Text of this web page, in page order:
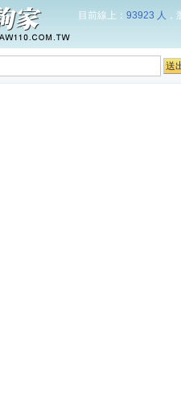
目前線上： 93923 人